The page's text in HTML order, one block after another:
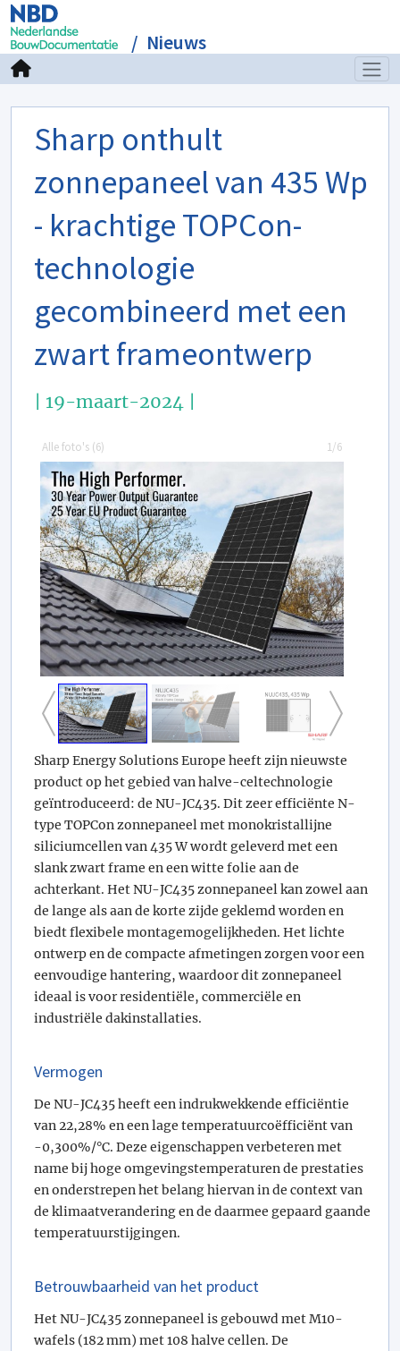
Nieuws
Sharp onthult
zonnepaneel van 435 Wp
- krachtige TOPCon-
technologie
gecombineerd met een
zwart frameontwerp
| 19-maart-2024 |
Alle foto's (6) 1/6
Sharp Energy Solutions Europe heeft zijn nieuwste
product op het gebied van halve-celtechnologie
geïntroduceerd: de NU-JC435. Dit zeer efficiënte N-
type TOPCon zonnepaneel met monokristallijne
siliciumcellen van 435 W wordt geleverd met een
slank zwart frame en een witte folie aan de
achterkant. Het NU-JC435 zonnepaneel kan zowel aan
de lange als aan de korte zijde geklemd worden en
biedt flexibele montagemogelijkheden. Het lichte
ontwerp en de compacte afmetingen zorgen voor een
eenvoudige hantering, waardoor dit zonnepaneel
ideaal is voor residentiële, commerciële en
industriële dakinstallaties.
Vermogen
De NU-JC435 heeft een indrukwekkende efficiëntie
van 22,28% en een lage temperatuurcoëfficiënt van
-0,300%/°C. Deze eigenschappen verbeteren met
name bij hoge omgevingstemperaturen de prestaties
en onderstrepen het belang hiervan in de context van
de klimaatverandering en de daarmee gepaard gaande
temperatuurstijgingen.
Betrouwbaarheid van het product
Het NU-JC435 zonnepaneel is gebouwd met M10-
wafels (182 mm) met 108 halve cellen. De